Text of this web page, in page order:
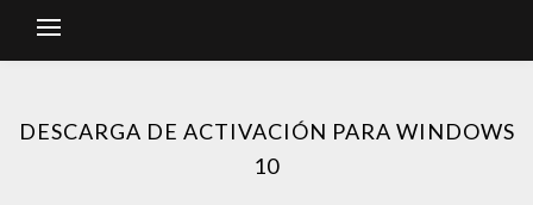
DESCARGA DE ACTIVACIÓN PARA WINDOWS
10